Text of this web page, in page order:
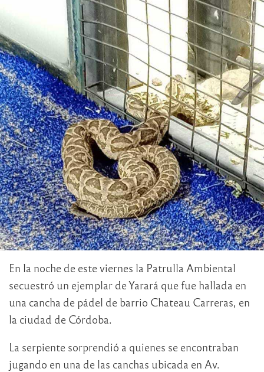
En la noche de este viernes la Patrulla Ambiental
secuestró un ejemplar de Yarará que fue hallada en
una cancha de pádel de barrio Chateau Carreras, en
la ciudad de Córdoba.
La serpiente sorprendió a quienes se encontraban
jugando en una de las canchas ubicada en Av.